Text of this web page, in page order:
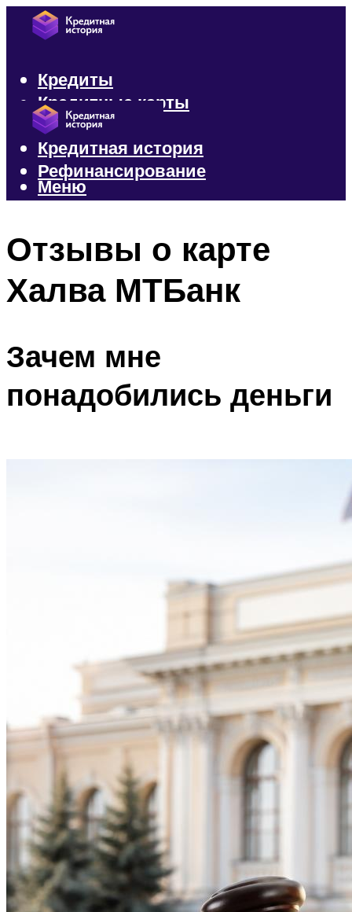
Кредиты
Кредитные карты
Микрозаймы
Кредитная история
Рефинансирование
Меню
Отзывы о карте
Халва МТБанк
Зачем мне
понадобились деньги